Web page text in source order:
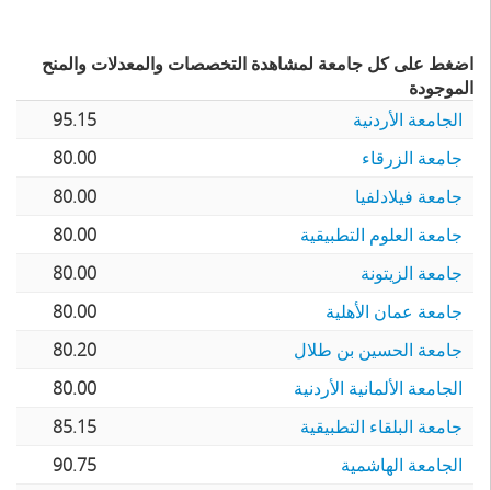
اضغط على كل جامعة لمشاهدة التخصصات والمعدلات والمنح
الموجودة
الجامعة الأردنية
95.15
جامعة الزرقاء
80.00
جامعة فيلادلفيا
80.00
جامعة العلوم التطبيقية
80.00
جامعة الزيتونة
80.00
جامعة عمان الأهلية
80.00
جامعة الحسين بن طلال
80.20
الجامعة الألمانية الأردنية
80.00
جامعة البلقاء التطبيقية
85.15
الجامعة الهاشمية
90.75